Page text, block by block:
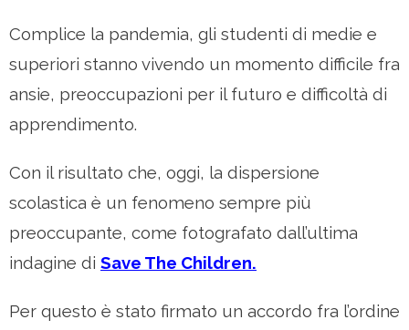
Complice la pandemia, gli studenti di medie e
superiori stanno vivendo un momento difficile fra
ansie, preoccupazioni per il futuro e difficoltà di
apprendimento.
Con il risultato che, oggi, la dispersione
scolastica è un fenomeno sempre più
preoccupante, come fotografato dall’ultima
indagine di Save The Children.
Per questo è stato firmato un accordo fra l’ordine